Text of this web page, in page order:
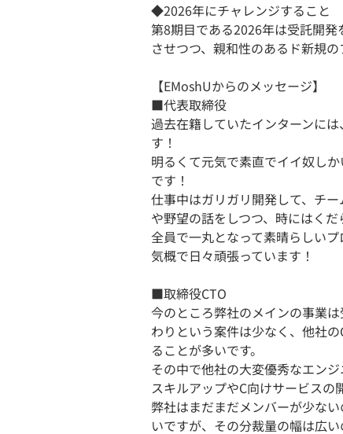
◆2026年にチャレンジすること
第8期目である2026年は受託開
させつつ、親和性のあるド新規
【EMoshUからのメッセージ】
■代表取締役
過去在籍していたインターンに
す！
明るくて元気で素直でイイ奴し
です！
仕事中はガリガリ開発して、チ
や野望の話をしつつ、時にはく
全員で一丸となって素晴らしい
気概で日々頑張っています！
■取締役CTO
今のところ弊社のメインの事業
わりという案件は少なく、他社
ることが多いです。
その中で他社の大変優秀なエン
スキルアップやC向けサービスの
弊社はまだまだメンバーが少な
いですが、その分裁量の幅は広